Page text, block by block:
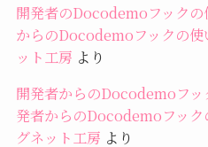
開発者のDocodemoフック
からのDocodemoフックの
ット工房 より
開発者からのDocodemoフ
発者からのDocodemoフッ
グネット工房 より